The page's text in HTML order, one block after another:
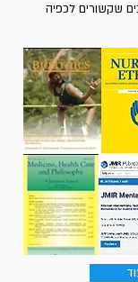
שקשורים לכפיה